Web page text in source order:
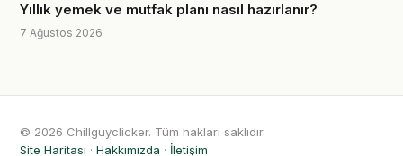
Yıllık yemek ve mutfak planı nasıl hazırlanır?
7 Ağustos 2026
© 2026 Chillguyclicker. Tüm hakları saklıdır.
Site Haritası · Hakkımızda · İletişim